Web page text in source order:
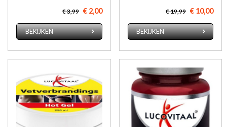
€ 3,99 € 2,00
BEKIJKEN
€ 19,99 € 10,00
BEKIJKEN